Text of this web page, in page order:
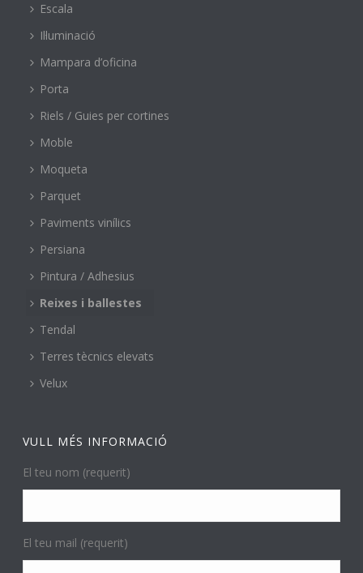
Escala
Il·luminació
Mampara d’oficina
Porta
Riels / Guies per cortines
Moble
Moqueta
Parquet
Paviments vinílics
Persiana
Pintura / Adhesius
Reixes i ballestes
Tendal
Terres tècnics elevats
Velux
VULL MÉS INFORMACIÓ
El teu nom (requerit)
El teu mail (requerit)